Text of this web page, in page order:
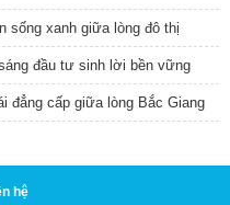
sống xanh giữa lòng đô thị
đầu tư sinh lời bền vững
đẳng cấp giữa lòng Bắc Giang
hệ